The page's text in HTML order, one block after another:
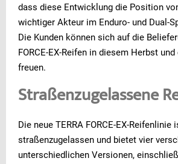
dass diese Entwicklung die Position
wichtiger Akteur im Enduro- und Dual-
Die Kunden können sich auf die
FORCE-EX-Reifen in diesem Herbst
freuen.
Straßenzugelassene
Die neue TERRA FORCE-EX-Reifenlinie
straßenzugelassen und bietet vier
unterschiedlichen Versionen,